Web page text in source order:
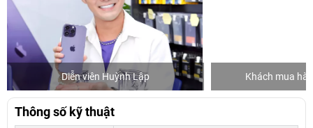
Huỳnh Lập Khách mua hàng tại 24hStore
Thông số kỹ thuật